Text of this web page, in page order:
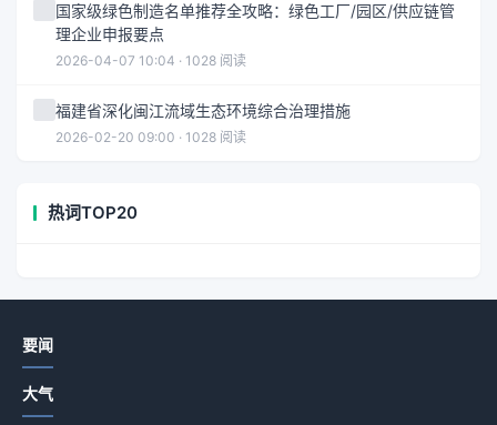
国家级绿色制造名单推荐全攻略：绿色工厂/园区/供应链管
理企业申报要点
2026-04-07 10:04 · 1028 阅读
福建省深化闽江流域生态环境综合治理措施
2026-02-20 09:00 · 1028 阅读
热词TOP20
要闻
大气